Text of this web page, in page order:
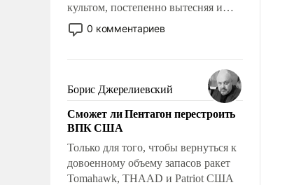
культом, постепенно вытесняя и
отменяя традиционное требование к
человеку – быть мужественным и
на себя ответственность, помогать
слабым, идти вперед и
адаптироваться.
0 комментариев
Борис Джерелиевский
Сможет ли Пентагон перестроить
ВПК США
Только для того, чтобы вернуться к
довоенному объему запасов ракет
Tomahawk, THAAD и Patriot США